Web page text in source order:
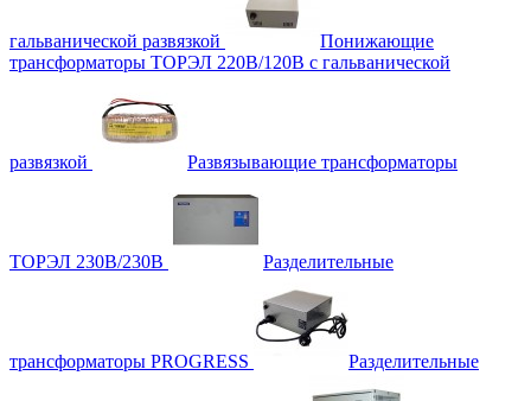
гальванической развязкой
Понижающие
трансформаторы ТОРЭЛ 220В/120В с гальванической
развязкой Развязывающие трансформаторы
ТОРЭЛ 230В/230В Разделительные
трансформаторы PROGRESS Разделительные